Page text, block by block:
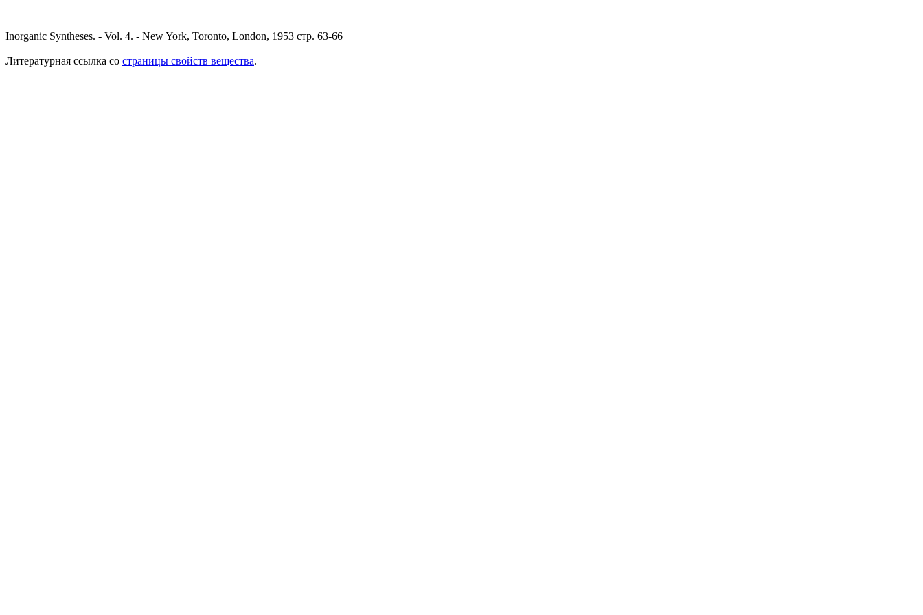
Inorganic Syntheses. - Vol. 4. - New York, Toronto, London, 1953 стр. 63-66
Литературная ссылка со страницы свойств вещества.